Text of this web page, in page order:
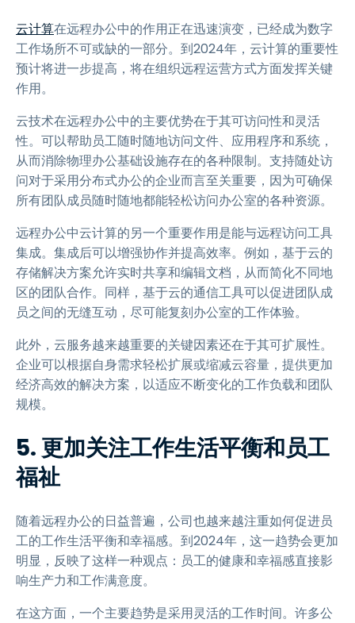
云计算在远程办公中的作用正在迅速演变，已经成为数字
工作场所不可或缺的一部分。到2024年，云计算的重要性
预计将进一步提高，将在组织远程运营方式方面发挥关键
作用。
云技术在远程办公中的主要优势在于其可访问性和灵活
性。可以帮助员工随时随地访问文件、应用程序和系统，
从而消除物理办公基础设施存在的各种限制。支持随处访
问对于采用分布式办公的企业而言至关重要，因为可确保
所有团队成员随时随地都能轻松访问办公室的各种资源。
远程办公中云计算的另一个重要作用是能与远程访问工具
集成。集成后可以增强协作并提高效率。例如，基于云的
存储解决方案允许实时共享和编辑文档，从而简化不同地
区的团队合作。同样，基于云的通信工具可以促进团队成
员之间的无缝互动，尽可能复刻办公室的工作体验。
此外，云服务越来越重要的关键因素还在于其可扩展性。
企业可以根据自身需求轻松扩展或缩减云容量，提供更加
经济高效的解决方案，以适应不断变化的工作负载和团队
规模。
5. 更加关注工作生活平衡和员工
福祉
随着远程办公的日益普遍，公司也越来越注重如何促进员
工的工作生活平衡和幸福感。到2024年，这一趋势会更加
明显，反映了这样一种观点：员工的健康和幸福感直接影
响生产力和工作满意度。
在这方面，一个主要趋势是采用灵活的工作时间。许多公